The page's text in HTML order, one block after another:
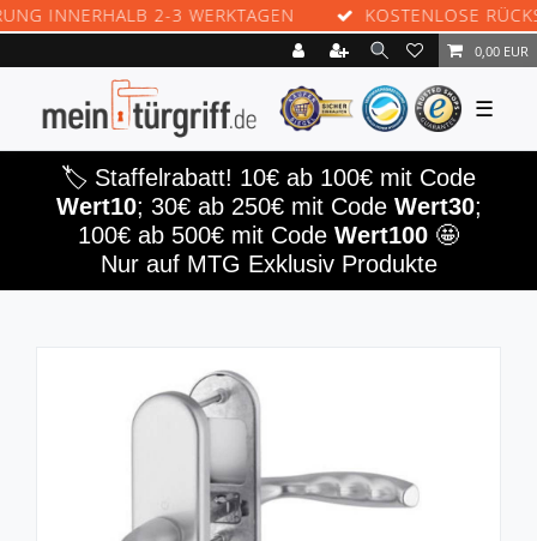
INNERHALB 2-3 WERKTAGEN KOSTENLOSE
0,00 EUR
☰
🏷️ Staffelrabatt! 10€ ab 100€ mit Code
Wert10; 30€ ab 250€ mit Code Wert30;
100€ ab 500€ mit Code Wert100 🤩
Nur auf MTG Exklusiv Produkte